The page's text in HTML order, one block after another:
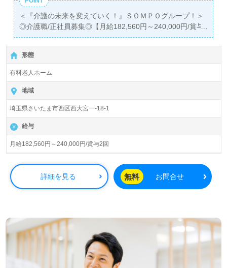
＜『介護の未来を変えていく！』ＳＯＭＰＯグループ！＞
◎介護職/正社員募集◎【月給182,560円～240,000円/賞与
2回】
＊初任者研修以上有資格者向け求人＊『西大宮駅』徒歩1
分。
入居定員74名（74室/全室個室）『ＳＯＭＰＯケアラヴィ
ーレ西大宮』ＳＯＭＰＯグループ/ＳＯＭＰＯケア株式会社
様が運営しています。従業員人数20,000人以上、国内第1
位、全国約1,000箇所の事業所を展開されている介護業界
のリーディングカンパニーです。動画型実行支援システム
『ABILI Clip』を導入。オンラインキャンパス等、ハイブリ
ッド体制も加速。未来へつながる人材の育成にも積極的な
企業様です。
◎多彩なキャリアプラン！輝く"あなたの可能性"『現場フ
ァーストな企業』でなりたい自分を目指せる職場！◎
ークが自慢の事業所様です。働きながら学べる企業内大学
『SOMPOケア ユニバーシティ』もおすすめポイント！
『ご利用者様ファーストの職場で働きたい』『資格/経験を
活かしたい』『働きながら最先端の知識、介護力を身に着
けたい』『多彩なキャリアパスにチャレンジしたい、ご利
形態
有料老人ホーム
地域
埼玉県さいたま市西区西大宮一-18-1
給与
月給182,560円～240,000円/賞与2回
詳細を見る 無料 お問合せ